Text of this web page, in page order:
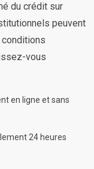
du crédit sur
peuvent
vous
en ligne et sans
24 heures